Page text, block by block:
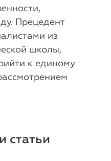
Прецедент
из
школы,
к единому
статьи